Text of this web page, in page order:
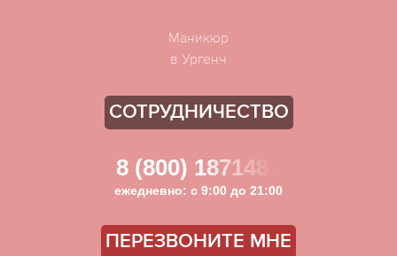
Маникюр
в Ургенч
СОТРУДНИЧЕСТВО
8 (800) 1871481
ежедневно: с 9:00 до 21:00
ПЕРЕЗВОНИТЕ МНЕ